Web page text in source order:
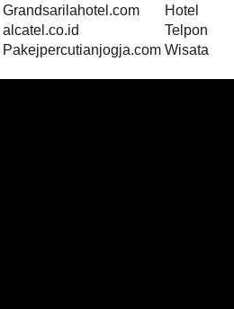
Grandsarilahotel.com
Hotel
alcatel.co.id
Telpon
Pakejpercutianjogja.com Wisata